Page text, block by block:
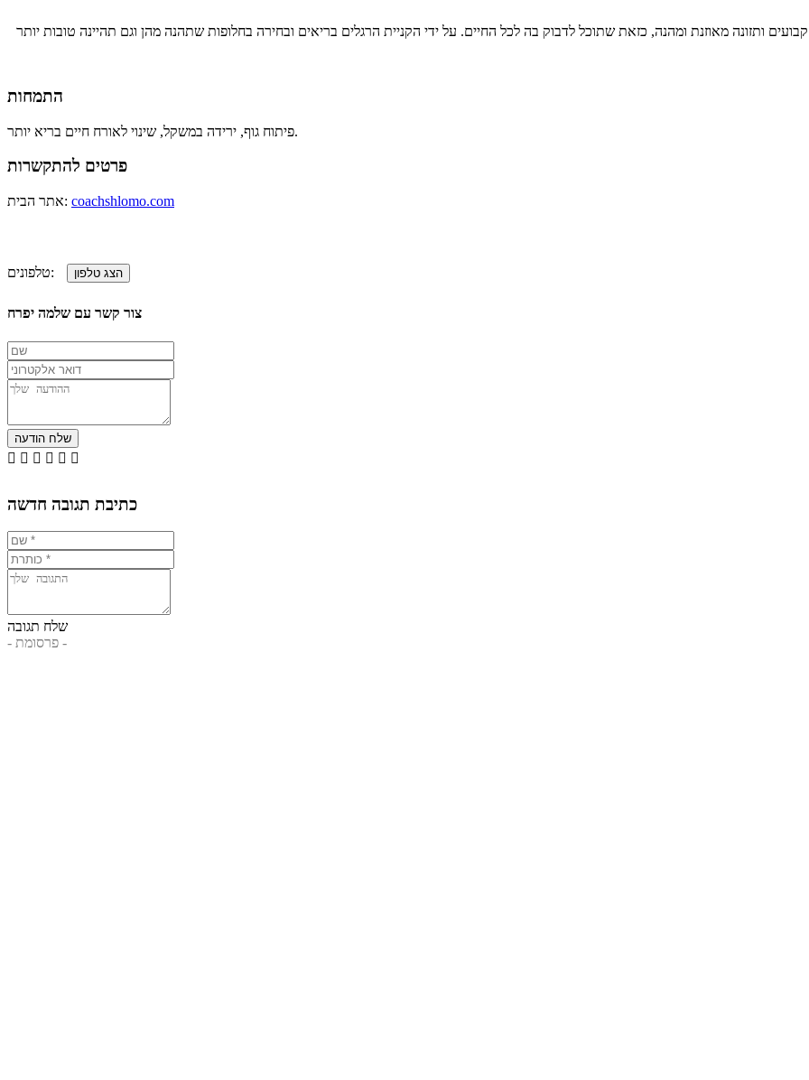
ותזונה מאוזנת ומהנה, כזאת שתוכל לדבוק בה לכל החיים. על ידי הקניית הרגלים בריאים ובחירה בחלופות שתהנה מהן וגם תהיינה טובות יותר
התמחות
פיתוח גוף, ירידה במשקל, שינוי לאורח חיים בריא יותר.
פרטים להתקשרות
אתר הבית: coachshlomo.com
טלפונים:
צור קשר עם שלמה יפרח
     
כתיבת תגובה חדשה
שלח תגובה
- פרסומת -